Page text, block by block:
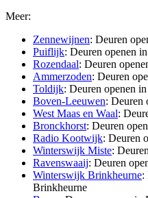
Meer:
Zennewijnen: Deuren
Puiflijk: Deuren openen
Rozendaal: Deuren
Ammerzoden: Deuren
Toldijk: Deuren openen
Boven-Leeuwen: Deuren
West Maas en Waal:
Bronckhorst: Deuren
Radio Kootwijk: Deuren
Winterswijk Miste:
Ravenswaaij: Deuren
Winterswijk Brinkheurne:
Brinkheurne